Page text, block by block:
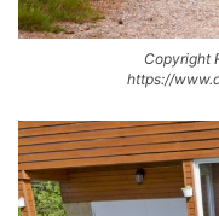
Copyright
https://